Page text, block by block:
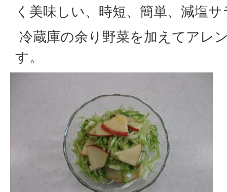
く美味しい、時短、簡単、減塩
冷蔵庫の余り野菜を加えてアレ
す。